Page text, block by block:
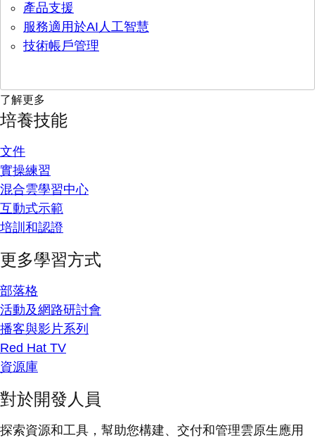
產品支援
服務適用於AI人工智慧
技術帳戶管理
了解更多
培養技能
文件
實操練習
混合雲學習中心
互動式示範
培訓和認證
更多學習方式
部落格
活動及網路研討會
播客與影片系列
Red Hat TV
資源庫
對於開發人員
探索資源和工具，幫助您構建、交付和管理雲原生應用